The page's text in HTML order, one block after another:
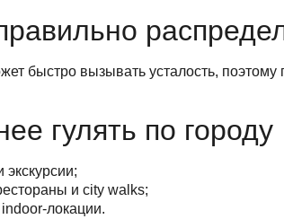
быстро вызывать усталость,
гулять по городу
и city walks;
локации.